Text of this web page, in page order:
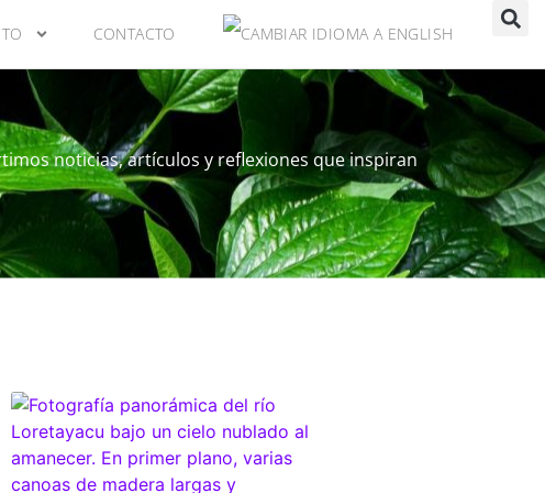
CONTACTO
noticias, artículos y reflexiones que inspiran